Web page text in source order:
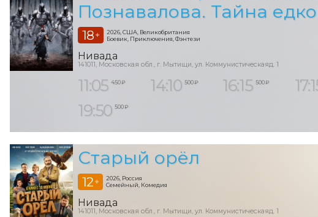
Познавалова. Тайна
18 +
2026, США, Великобритания
Боевик, Приключения, Фэнтези
Нивада
141011, Московская обл., г. Мытищи, ул. Коммунистическаяд. 1
11:05 450 ₽ 14:10 500 ₽ 16:15 500 ₽
19:50 500 ₽
Старый орёл
12 +
2026, Россия
Семейный, Комедия
Нивада
141011, Московская обл., г. Мытищи, ул. Коммунистическаяд. 1